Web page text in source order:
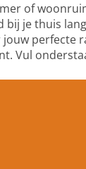
of
je thuis
Vul